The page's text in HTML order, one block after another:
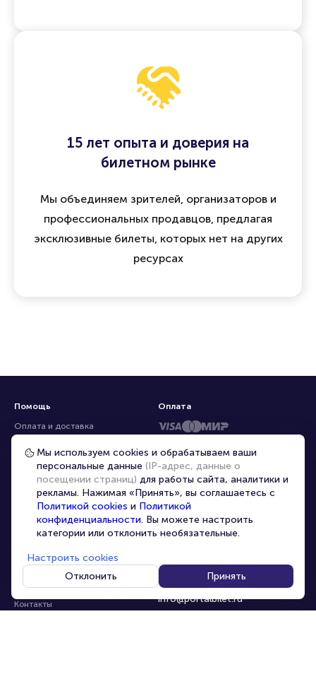
15 лет опыта и доверия на
билетном рынке
Мы объединяем зрителей, организаторов и
профессиональных продавцов, предлагая
эксклюзивные билеты, которых нет на других
ресурсах
Помощь
Оплата и доставка
Частые вопросы
Перепродажа билетов
Организаторам
Корпоративным клиентам
VIP-билеты
Персональные данные
О компании
Контакты
8-800-500-42-62
8-499-226-15-14
info@portalbilet.ru
С 10:00 до 21:00,
Оплата
Мы используем cookies и обрабатываем ваши
персональные данные (IP-адрес, данные о
посещении страниц) для работы сайта, аналитики и
рекламы. Нажимая «Принять», вы соглашаетесь с
Политикой cookies и Политикой
конфиденциальности. Вы можете настроить
категории или отклонить необязательные.
Настроить cookies
Отклонить
Принять